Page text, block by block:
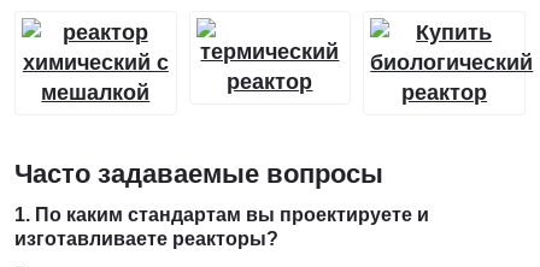
Часто задаваемые вопросы
1. По каким стандартам вы проектируете и
изготавливаете реакторы?